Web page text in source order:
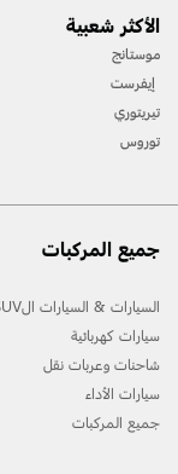
المسارات، وإستخدام معدّات
[2] لن تتوفّر جميع ميّزات
الأكثر شعبية
موستانج
إيفرست
تيريتوري
توروس
جميع المركبات
السيارات & السيارات الSUV
سيارات كهربائية
شاحنات وعربات نقل
سيارات الأداء
جميع المركبات